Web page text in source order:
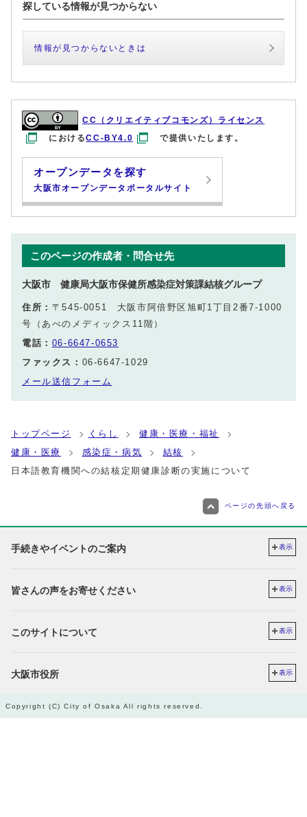
探している情報が見つからない
情報が見つからないときは
CC（クリエイティブコモンズ）ライセンス
におけるCC-BY4.0 で提供いたします。
オープンデータを探す
大阪市オープンデータポータルサイト
このページの作成者・問合せ先
大阪市 健康局大阪市保健所感染症対策課結核グループ
住所： 〒545-0051 大阪市阿倍野区旭町1丁目2番7-1000
号（あべのメディックス11階）
電話： 06-6647-0653
ファックス： 06-6647-1029
メール送信フォーム
トップページ くらし
健康・医療・福祉
健康・医療
感染症・病気
結核
日本語教育機関への結核定期健康診断の実施について
ページの先頭へ戻る
手続きやイベントのご案内 表示
皆さんの声をお寄せください 表示
このサイトについて 表示
大阪市役所 表示
Copyright (C) City of Osaka All rights reserved.